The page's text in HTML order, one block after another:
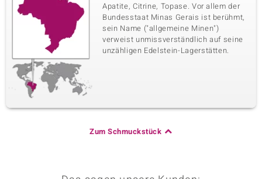
Apatite, Citrine, Topase. Vor allem der
Bundesstaat Minas Gerais ist berühmt,
sein Name ("allgemeine Minen")
verweist unmissverständlich auf seine
unzähligen Edelstein-Lagerstätten.
Zum Schmuckstück